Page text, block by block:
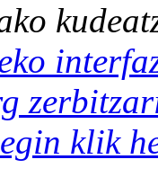
klik